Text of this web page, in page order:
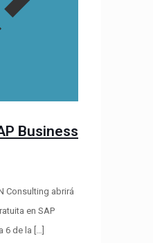
Business
Consulting abrirá
en SAP
6 de la